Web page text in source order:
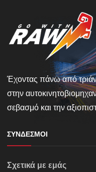
Έχοντας πάνω από
στην
σεβασμό και την
ΣΎΝΔΕΣΜΟΙ
Σχετικά με εμάς